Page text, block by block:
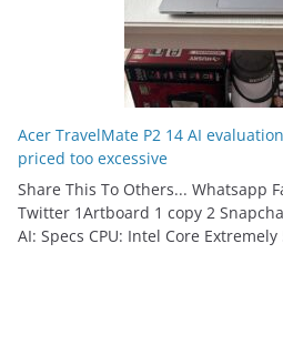
Acer TravelMate P2 14 AI
priced too excessive
Share This To Others... Whatsapp
Twitter 1Artboard 1 copy 2
AI: Specs CPU: Intel Core